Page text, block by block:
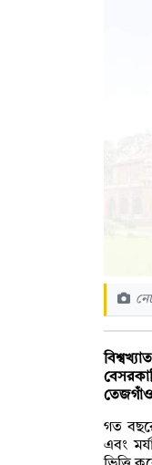
তেজগাঁও
গত
এবং